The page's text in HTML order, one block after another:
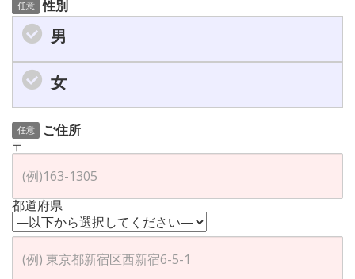
任意 性別
男
女
任意
ご住所
〒
都道府県